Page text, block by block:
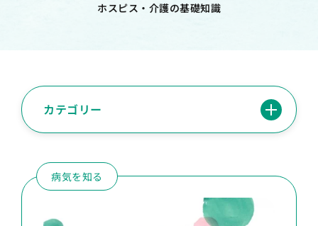
ホスピス・介護の基礎知識
カテゴリー
病気を知る